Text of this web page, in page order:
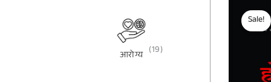
आरोग्य (19)
Sale!